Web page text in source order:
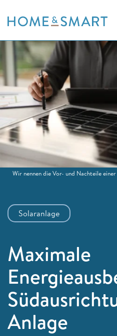
to
Solaranlage
Maximale
Anlage
Wir nennen die Vor- und Nachteile